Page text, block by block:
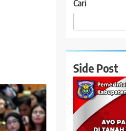
Cari
Side Post